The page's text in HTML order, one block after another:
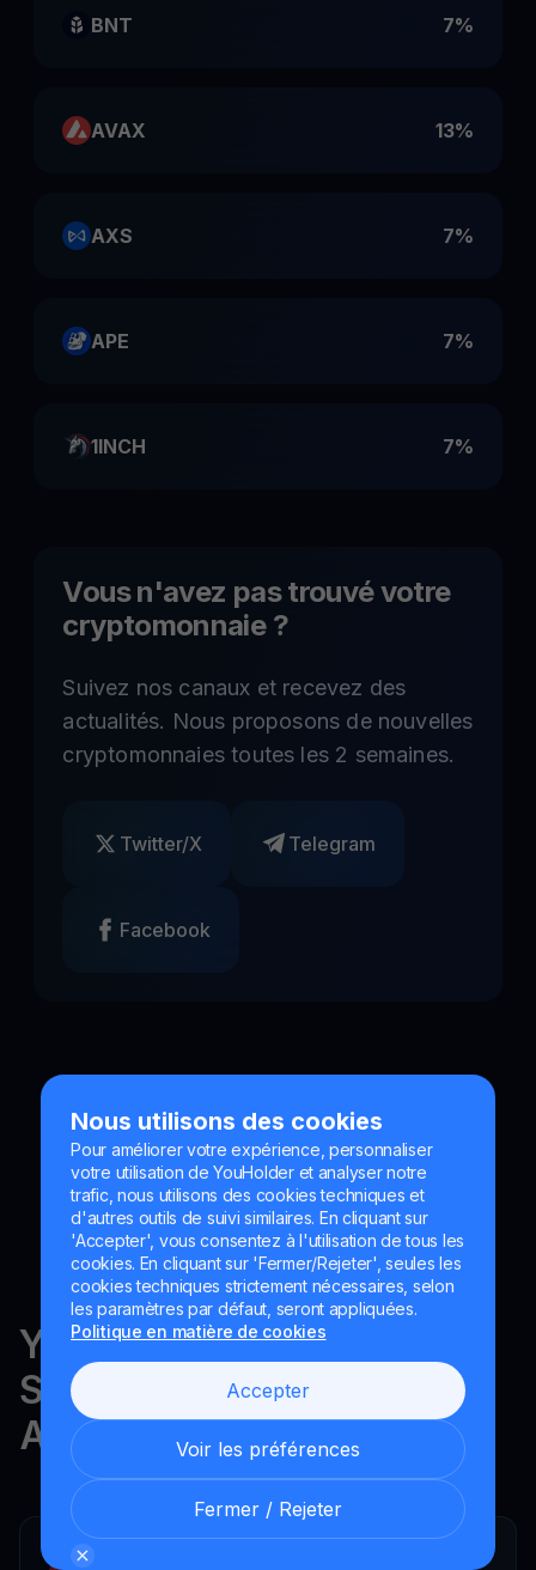
Nous utilisons des cookies
Pour améliorer votre expérience, personnaliser
votre utilisation de YouHolder et analyser notre
trafic, nous utilisons des cookies techniques et
d'autres outils de suivi similaires. En cliquant sur
'Accepter', vous consentez à l'utilisation de tous les
cookies. En cliquant sur 'Fermer/Rejeter', seules les
cookies techniques strictement nécessaires, selon
les paramètres par défaut, seront appliquées.
Politique en matière de cookies
Accepter
Voir les préférences
Fermer / Rejeter
BNT 7%
AVAX 13%
AXS 7%
APE 7%
1INCH 7%
Vous n'avez pas trouvé votre
cryptomonnaie ?
Suivez nos canaux et recevez des
actualités. Nous proposons de nouvelles
cryptomonnaies toutes les 2 semaines.
Twitter/X Telegram
Facebook
YouHodler est réglementé en
Suisse, dans l'UE et en
Argentine.